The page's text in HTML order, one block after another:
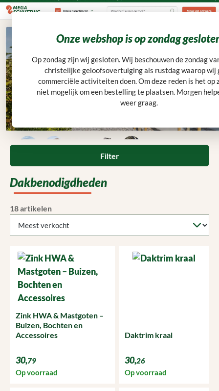
Ga naar de hoofdinhoud
Onze webshop is op zondag
Op zondag zijn wij gesloten. Wij beschouwen de zondag
christelijke geloofsovertuiging als rustdag waarop wij
commerciële activiteiten doen. Om deze reden is het op
niet mogelijk om een bestelling te plaatsen. Morgen
weer graag.
5.000 m² voorraad
Snelle levering
Montageservice
Klantwaardering: 9,6
Winkelwagentje bevat 0
Home Overkapping Dakbenodigdheden
Filter
Dakbenodigdheden
18 artikelen
Zink HWA & Mastgoten –
Buizen, Bochten en
Accessoires
30,79
Op voorraad
Daktrim kraal
30,26
Op voorraad